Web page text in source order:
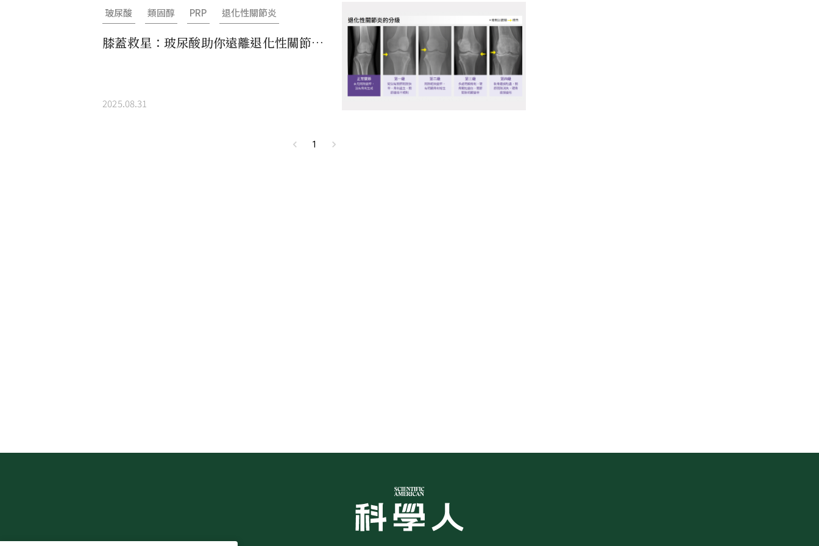
玻尿酸 類固醇 PRP 退化性關節炎
膝蓋救星：玻尿酸助你遠離退化性關節炎
2025.08.31
1